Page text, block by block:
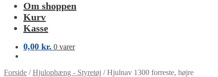
Om shoppen
Kurv
Kasse
0,00 kr. 0 varer
Forside /Hjulophæng - Styretøj /Hjulnav 1300 forreste, højre